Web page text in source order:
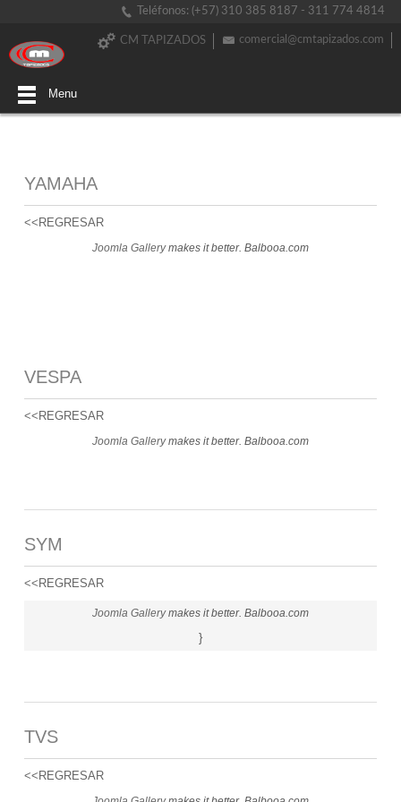
Teléfonos: (+57) 310 385 8187 - 311 774 4814
comercial@cmtapizados.com
CM TAPIZADOS
Menu
YAMAHA
<<REGRESAR
Joomla Gallerymakes it better. Balbooa.com
VESPA
<<REGRESAR
Joomla Gallerymakes it better. Balbooa.com
SYM
<<REGRESAR
Joomla Gallerymakes it better. Balbooa.com
}
TVS
<<REGRESAR